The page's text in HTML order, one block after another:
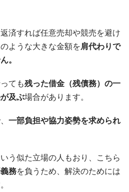
済すれば任意売却や競売を避け
ような大きな金額を肩代わりで
。
ても残った借金（残債務）の一
及ぶ場合があります。
一部負担や協力姿勢を求められ
う似た立場の人もおり、こちら
務を負うため、解決のためには